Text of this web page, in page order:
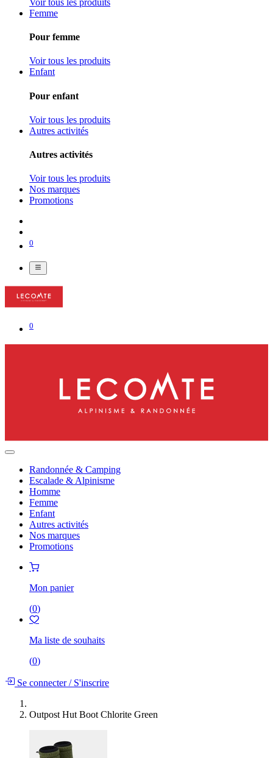
Femme
Pour femme
Voir tous les produits
Enfant
Pour enfant
Voir tous les produits
Autres activités
Autres activités
Voir tous les produits
Nos marques
Promotions
0
0
Randonnée & Camping
Escalade & Alpinisme
Homme
Femme
Enfant
Autres activités
Nos marques
Promotions
Mon panier
(0)
Ma liste de souhaits
(0)
Se connecter/S'inscrire
Outpost Hut Boot Chlorite Green